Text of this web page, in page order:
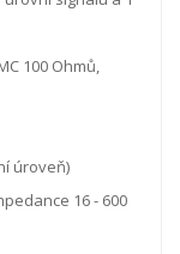
100 Ohmů,
úroveň)
16 - 600